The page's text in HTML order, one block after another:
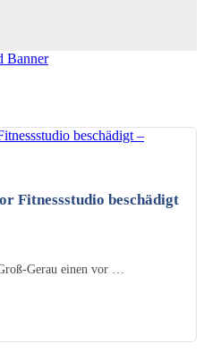
Fitnessstudio beschädigt
Gerau einen vor …